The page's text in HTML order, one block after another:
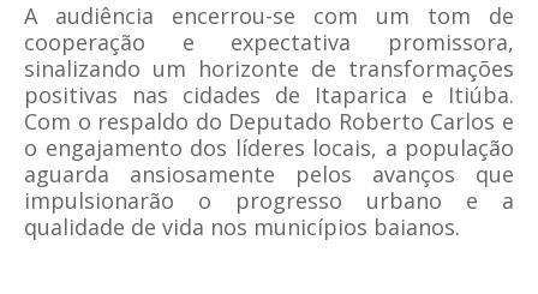
A audiência encerrou-se com um tom de
cooperação e expectativa promissora,
sinalizando um horizonte de transformações
positivas nas cidades de Itaparica e Itiúba.
Com o respaldo do Deputado Roberto Carlos e
o engajamento dos líderes locais, a população
aguarda ansiosamente pelos avanços que
impulsionarão o progresso urbano e a
qualidade de vida nos municípios baianos.